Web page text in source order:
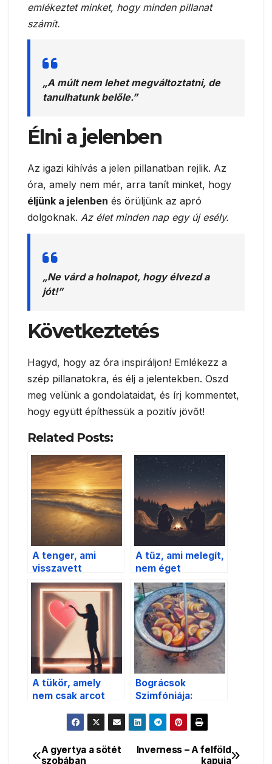
emlékeztet minket, hogy minden pillanat
számít.
„A múlt nem lehet megváltoztatni, de
tanulhatunk belőle.”
Élni a jelenben
Az igazi kihívás a jelen pillanatban rejlik. Az
óra, amely nem mér, arra tanít minket, hogy
éljünk a jelenben és örüljünk az apró
dolgoknak. Az élet minden nap egy új esély.
„Ne várd a holnapot, hogy élvezd a
jót!”
Következtetés
Hagyd, hogy az óra inspiráljon! Emlékezz a
szép pillanatokra, és élj a jelentekben. Oszd
meg velünk a gondolataidat, és írj kommentet,
hogy együtt építhessük a pozitív jövőt!
Related Posts:
A tenger, ami
visszavett
mindent
A tűz, ami melegít,
nem éget
A tükör, amely
nem csak arcot
Bográcsok
Szimfóniája:
Gasztroünnep
Bejegyzés
Inverness – A felföld
kapuja
A gyertya a sötét
szobában